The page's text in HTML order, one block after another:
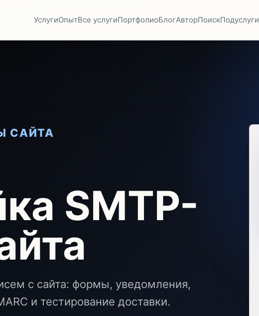
УслугиОпытВсе услугиПортфолиоБлогАвторПоискПодуслуги
САЙТА
SMTP-
с сайта: формы, уведомления,
и тестирование доставки.